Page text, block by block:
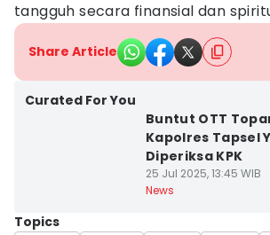
tangguh secara finansial dan
Share Article
Curated For You
Buntut OTT
Kapolres Tapsel
Diperiksa KPK
25 Jul 2025, 13:45 WIB
News
Topics